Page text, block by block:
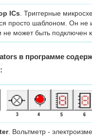
ICs . Триггерные
просто шаблоном. Он не
не может быть подключен к
в программе
. Вольтметр -